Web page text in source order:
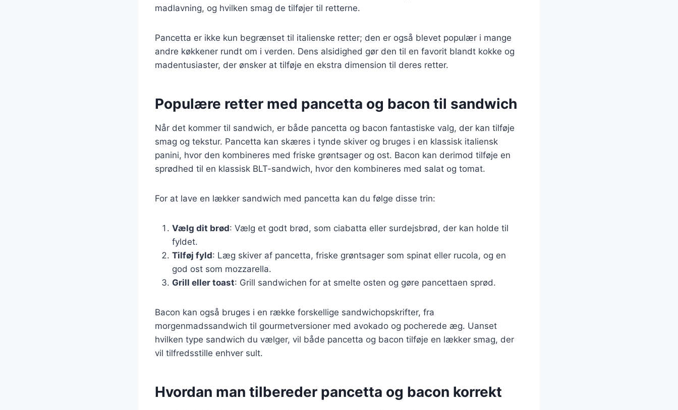
madlavning, og hvilken smag de tilføjer til retterne.
Pancetta er ikke kun begrænset til italienske retter; den er også blevet populær i mange
andre køkkener rundt om i verden. Dens alsidighed gør den til en favorit blandt kokke og
madentusiaster, der ønsker at tilføje en ekstra dimension til deres retter.
Populære retter med pancetta og bacon til sandwich
Når det kommer til sandwich, er både pancetta og bacon fantastiske valg, der kan tilføje
smag og tekstur. Pancetta kan skæres i tynde skiver og bruges i en klassisk italiensk
panini, hvor den kombineres med friske grøntsager og ost. Bacon kan derimod tilføje en
sprødhed til en klassisk BLT-sandwich, hvor den kombineres med salat og tomat.
For at lave en lækker sandwich med pancetta kan du følge disse trin:
Vælg dit brød: Vælg et godt brød, som ciabatta eller surdejsbrød, der kan holde til
fyldet.
Tilføj fyld: Læg skiver af pancetta, friske grøntsager som spinat eller rucola, og en
god ost som mozzarella.
Grill eller toast: Grill sandwichen for at smelte osten og gøre pancettaen sprød.
Bacon kan også bruges i en række forskellige sandwichopskrifter, fra
morgenmadssandwich til gourmetversioner med avokado og pocherede æg. Uanset
hvilken type sandwich du vælger, vil både pancetta og bacon tilføje en lækker smag, der
vil tilfredsstille enhver sult.
Hvordan man tilbereder pancetta og bacon korrekt